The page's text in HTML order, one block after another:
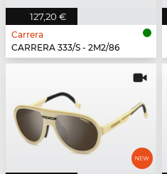
127,20 €
Carrera
CARRERA 333/S - 2M2/86